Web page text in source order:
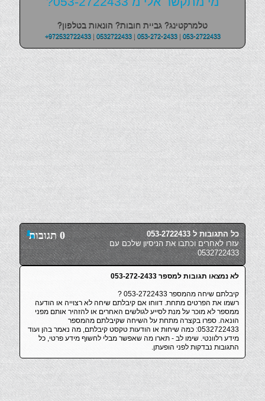
טלמרקטינג? גביית חובות? הונאות בטלפון?
+972532722433| 0532722433| 053-272-2433| 053-2722433
0 תגובות
כל התגובות ל 053-2722433
עזרו לאחרים וכתבו את הניסיון שלכם עם
0532722433
לא נמצאו תגובות למספר 053-272-2433
קיבלתם שיחה מהמספר 053-2722433 ?
רשמו את הפרטים מתחת. דווחו אם קיבלתם שיחה לא רצוייה או הודעה
ממספר לא מוכר על מנת לסייע לגולשים האחרים או להזהיר אותם מפני
הונאה. ספרו בקצרה מתחת על השיחה שקיבלתם מהמספר
0532722433: כמה שיחות או הודעות טקסט קיבלתם, מה נאמר בהן ועוד
מידע רלוונטי. שימו לב - תארו מה שאפשר מבלי לחשוף מידע פרטי, כל
התגובות נבדקות לפני הופעתן.